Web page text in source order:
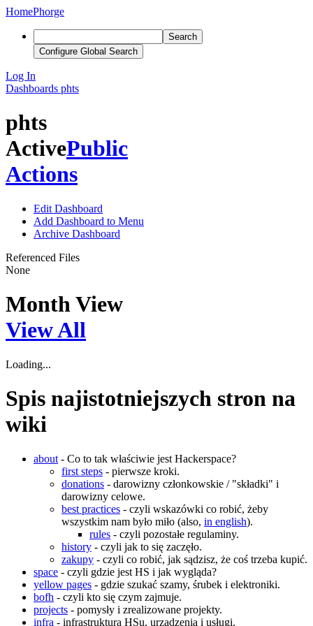
HomePhorge
Search
Configure Global Search
Log In
Dashboards phts
phts
ActivePublic
Actions
Edit Dashboard
Add Dashboard to Menu
Archive Dashboard
Referenced Files
None
Month View
View All
Loading...
Spis najistotniejszych stron na
wiki
about - Co to tak właściwie jest Hackerspace?
first steps - pierwsze kroki.
donations - darowizny członkowskie / "składki" i
darowizny celowe.
best practices - czyli wskazówki co robić, żeby
wszystkim nam było miło (also, in english).
rules - czyli pozostałe regulaminy.
history - czyli jak to się zaczęło.
zakupy - czyli co robić, jak sądzisz, że coś trzeba kupić.
space - czyli gdzie jest HS i jak wygląda?
yellow pages - gdzie szukać szamy, śrubek i elektroniki.
bofh - czyli kto się czym zajmuje.
projects - pomysły i zrealizowane projekty.
infra - infrastruktura HSu, urządzenia i usługi.